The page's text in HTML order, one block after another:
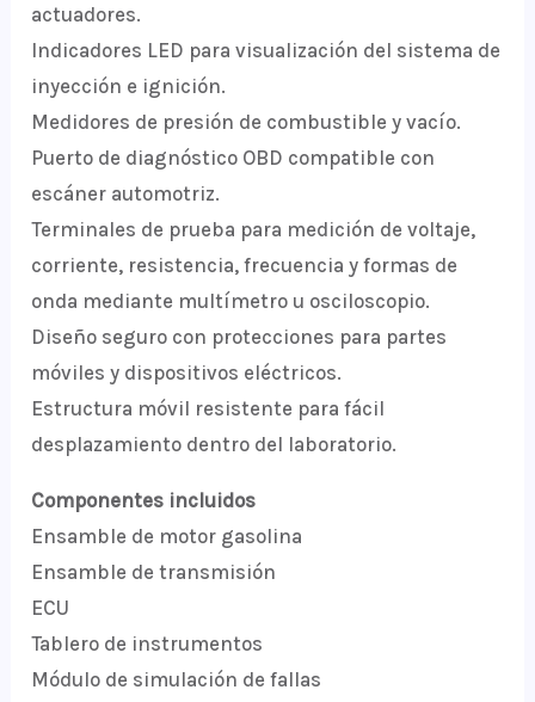
actuadores.
Indicadores LED para visualización del sistema de
inyección e ignición.
Medidores de presión de combustible y vacío.
Puerto de diagnóstico OBD compatible con
escáner automotriz.
Terminales de prueba para medición de voltaje,
corriente, resistencia, frecuencia y formas de
onda mediante multímetro u osciloscopio.
Diseño seguro con protecciones para partes
móviles y dispositivos eléctricos.
Estructura móvil resistente para fácil
desplazamiento dentro del laboratorio.
Componentes incluidos
Ensamble de motor gasolina
Ensamble de transmisión
ECU
Tablero de instrumentos
Módulo de simulación de fallas